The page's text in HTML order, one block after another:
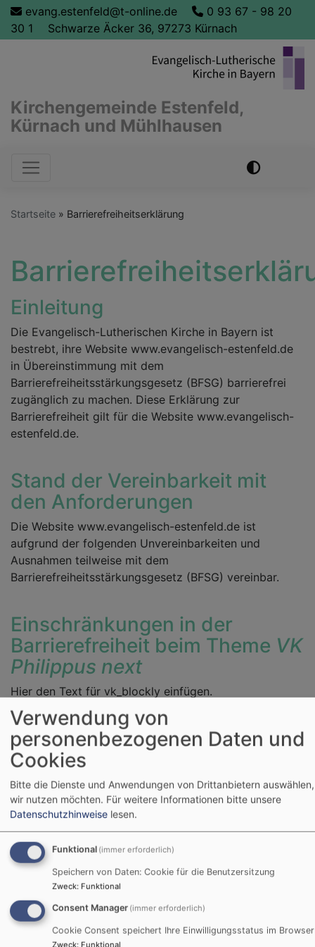
Direkt
zum
Inhalt
evang.estenfeld@t-online.de
0 93 67 - 98 20
30 1
Schwarze Äcker 36, 97273 Kürnach
Kirchengemeinde Estenfeld,
Kürnach und Mühlhausen
Hauptnavigation
Startseite Barrierefreiheitserklärung
Einleitung
Die Evangelisch-Lutherischen Kirche in Bayern ist
bestrebt, ihre Website www.evangelisch-estenfeld.de
in Übereinstimmung mit dem
Barrierefreiheitsstärkungsgesetz (BFSG) barrierefrei
zugänglich zu machen. Diese Erklärung zur
Barrierefreiheit gilt für die Website www.evangelisch-
estenfeld.de.
Stand der Vereinbarkeit mit
den Anforderungen
Die Website www.evangelisch-estenfeld.de ist
aufgrund der folgenden Unvereinbarkeiten und
Ausnahmen teilweise mit dem
Barrierefreiheitsstärkungsgesetz (BFSG) vereinbar.
Einschränkungen in der
Barrierefreiheit beim Theme VK
Philippus next
Hier den Text für vk_blockly einfügen.
Nicht barrierefreie Inhalte
Die nachstehend aufgeführten Inhalte sind aus den
folgenden Gründen nicht barrierefrei:
Barrieren Melden, Feedback
und Kontaktangaben
Sind Ihnen Barrieren beim Zugang zu Inhalten auf
www.evangelisch-estenfeld.de aufgefallen? Dann
können Sie sich gerne bei uns melden. Wir freuen uns
auf Ihr Feedback und bemühen uns, die gemeldeten
Barrieren in Rahmen der technischen und
Verwendung von
personenbezogenen Daten und
Cookies
Bitte die Dienste und Anwendungen von Drittanbietern
wir nutzen möchten. Für weitere Informationen bitte unsere
Datenschutzhinweise lesen.
Funktional (immer erforderlich)
Speichern von Daten: Cookie für die Benutzersitzung
Zweck: Funktional
Consent Manager (immer erforderlich)
Cookie Consent speichert Ihre Einwilligungsstatus im Browser
Zweck: Funktional